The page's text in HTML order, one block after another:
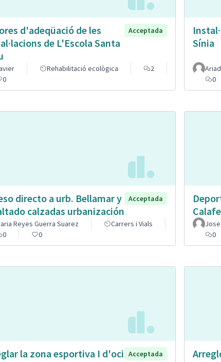
d'adeqüació de les
de L'Escola Santa
Acceptada
Rehabilitació ecològica
2
0
Sínia
0
directo a urb. Bellamar y
calzadas urbanización
Acceptada
Reyes Guerra Suarez
Carrers i Vials
0
0
0
la zona esportiva I d'oci Acceptada